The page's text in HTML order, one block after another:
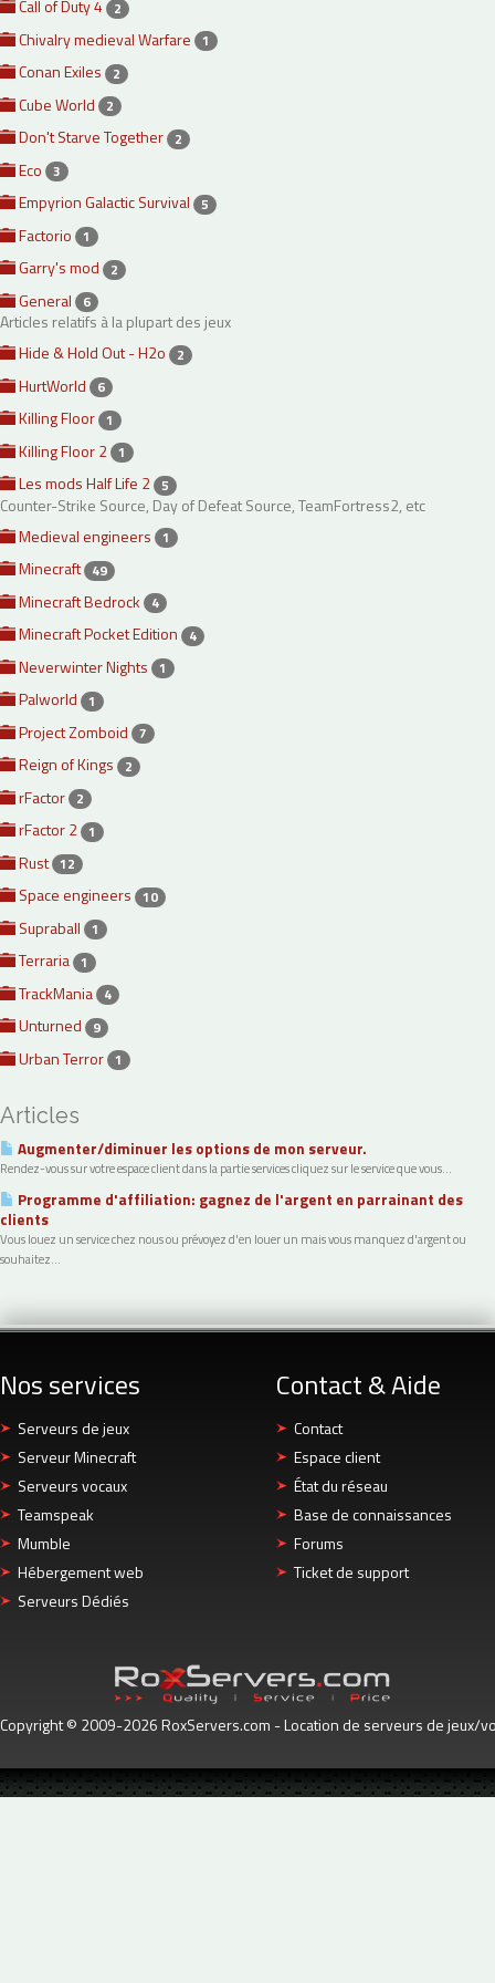
Call of Duty 4 2
Chivalry medieval Warfare 1
Conan Exiles 2
Cube World 2
Don't Starve Together 2
Eco 3
Empyrion Galactic Survival 5
Factorio 1
Garry's mod 2
General 6
Articles relatifs à la plupart des jeux
Hide & Hold Out - H2o
2
HurtWorld 6
Killing Floor 1
Killing Floor 2 1
Les mods Half Life 2 5
Counter-Strike Source, Day of Defeat Source, TeamFortress2, etc
Medieval engineers
1
Minecraft 49
Minecraft Bedrock 4
Minecraft Pocket Edition 4
Neverwinter Nights 1
Palworld 1
Project Zomboid 7
Reign of Kings 2
rFactor 2
rFactor 2 1
Rust 12
Space engineers 10
Supraball 1
Terraria 1
TrackMania 4
Unturned 9
Urban Terror 1
Articles
Augmenter/diminuer les options de mon serveur.
Rendez-vous sur votre espace client dans la partie services cliquez sur le service que vous...
Programme d'affiliation: gagnez de l'argent en parrainant des
clients
Vous louez un service chez nous ou prévoyez d'en louer un mais vous manquez d'argent ou
souhaitez...
Nos services
Serveurs de jeux
Serveur Minecraft
Serveurs vocaux
Teamspeak
Mumble
Hébergement web
Serveurs Dédiés
Contact & Aide
Contact
Espace client
État du réseau
Base de connaissances
Forums
Ticket de support
Copyright © 2009-2026 RoxServers.com - Location de serveurs de jeux/